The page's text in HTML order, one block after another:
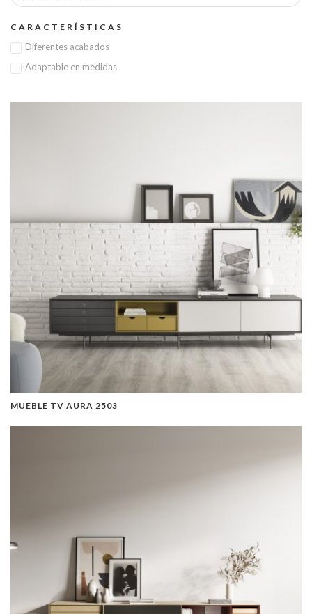
CARACTERÍSTICAS
Diferentes acabados
Adaptable en medidas
MUEBLE TV AURA 2503